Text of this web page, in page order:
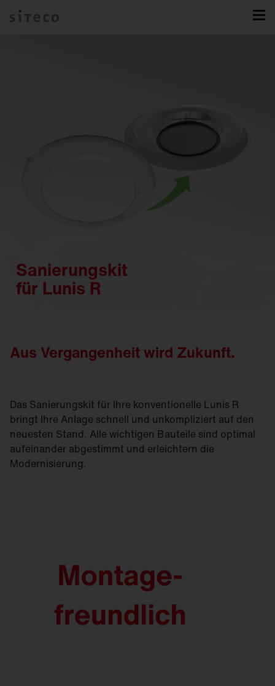
Sanierungskit
für Lunis R
Aus Vergangenheit wird Zukunft.
Das Sanierungskit für Ihre konventionelle Lunis R
bringt Ihre Anlage schnell und unkompliziert auf den
neuesten Stand. Alle wichtigen Bauteile sind optimal
aufeinander abgestimmt und erleichtern die
Modernisierung.